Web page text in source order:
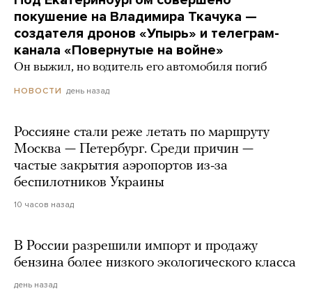
покушение на Владимира Ткачука —
создателя дронов «Упырь» и телеграм-
канала «Повернутые на войне»
Он выжил, но водитель его автомобиля погиб
НОВОСТИ день назад
Россияне стали реже летать по маршруту
Москва — Петербург. Среди причин —
частые закрытия аэропортов из-за
беспилотников Украины
10 часов назад
В России разрешили импорт и продажу
бензина более низкого экологического класса
день назад